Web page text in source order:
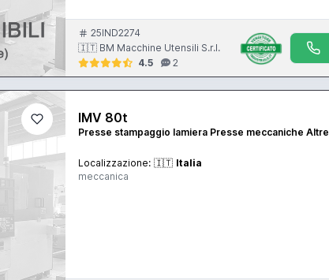
25IND2274
🇮🇹 BM Macchine Utensili S.r.l.
4.5
2
IMV 80t
Presse stampaggio lamiera Presse meccaniche Altre
Localizzazione: 🇮🇹 Italia
meccanica